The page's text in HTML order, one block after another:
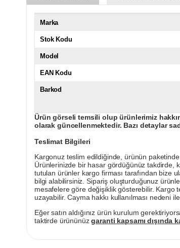
Marka
Stok Kodu
Model
EAN Kodu
Barkod
Ürün görseli temsili olup ürünlerimiz
olarak güncellenmektedir. Bazı detaylar
Teslimat Bilgileri
Kargonuz teslim edildiğinde, ürünün
Ürünlerinizde bir hasar gördüğünüz takdirde,
tutulan ürünler kargo firması tarafından bize
bilgi alabilirsiniz. Sipariş oluşturduğunuz
mesafelere göre değişiklik gösterebilir. Kargo
uzayabilir. Cayma hakkı kullanılması nedeni
Eğer satın aldığınız ürün kurulum
taktirde ürününüzgaranti kapsamı dışında